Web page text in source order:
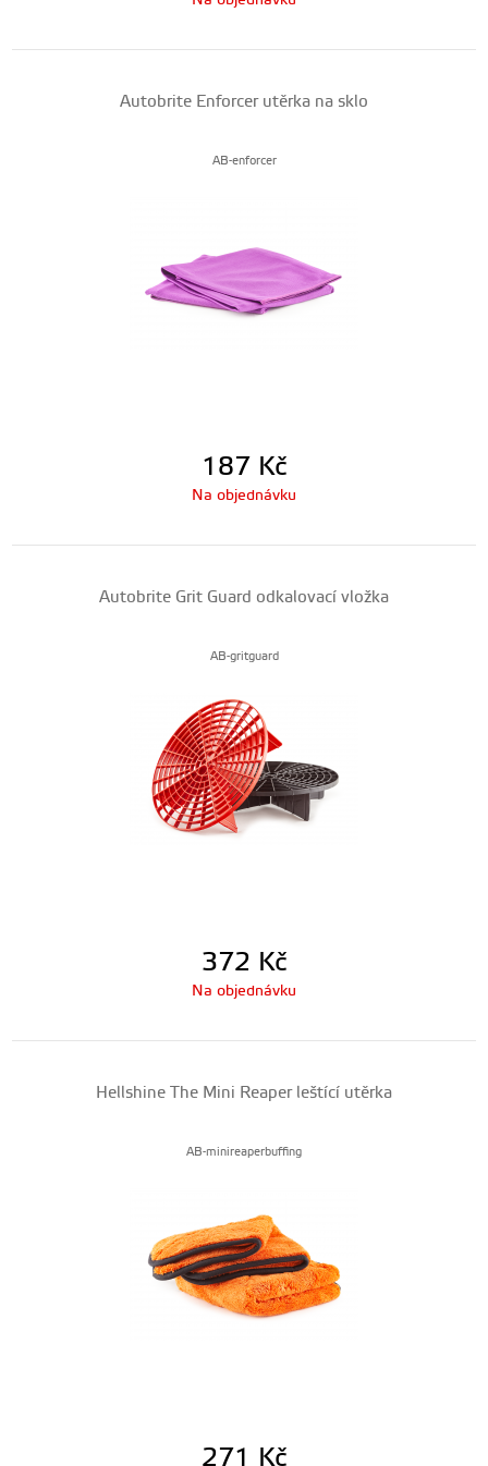
Autobrite Enforcer utěrka na sklo
AB-enforcer
187 Kč
Na objednávku
Autobrite Grit Guard odkalovací vložka
AB-gritguard
372 Kč
Na objednávku
Hellshine The Mini Reaper leštící utěrka
AB-minireaperbuffing
271 Kč